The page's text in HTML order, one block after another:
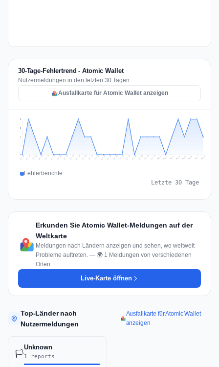
30-Tage-Fehlertrend - Atomic Wallet
Nutzermeldungen in den letzten 30 Tagen
Ausfallkarte für Atomic Wallet anzeigen
1
1
2
2
Jul 10 Jul 11 Jul 12 Jul 13 Jul 14 Jul 15 Jul 16 Jul 17 Jul 18 Jul 19 Jul 20 Jul 21 Jul 22 Jul 23 Jul 24 Jul 25 Jul 26 Jul 27 Jul 28 Jul 29 Jul 30 Jul 31 Aug 1 Aug 2 Aug 3 Aug 4 Aug 5 Aug 6 Aug 7 Aug 8
Fehlerberichte
Letzte 30 Tage
Erkunden Sie Atomic Wallet-Meldungen auf der
Weltkarte
Meldungen nach Ländern anzeigen und sehen, wo weltweit
Probleme auftreten. — 🌍 1 Meldungen von verschiedenen
Orten
Live-Karte öffnen
Top-Länder nach
Nutzermeldungen
Ausfallkarte für Atomic Wallet
anzeigen
🏳️
Unknown
1 reports